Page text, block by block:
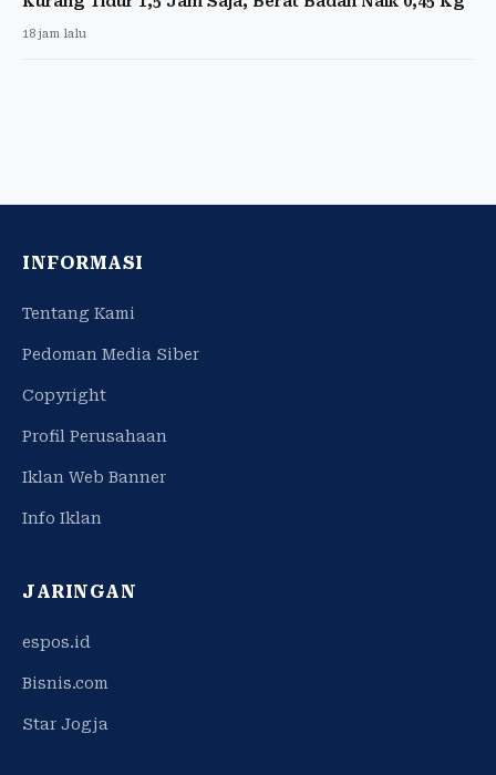
18 jam lalu
INFORMASI
Tentang Kami
Pedoman Media Siber
Copyright
Profil Perusahaan
Iklan Web Banner
Info Iklan
JARINGAN
espos.id
Bisnis.com
Star Jogja